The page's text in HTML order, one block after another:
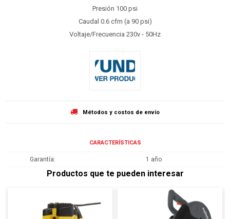
Presión 100 psi
Caudal 0.6 cfm (a 90 psi)
Voltaje/Frecuencia 230v - 50Hz
Métodos y costos de envío
CARACTERÍSTICAS
Garantía 1 año
Productos que te pueden interesar